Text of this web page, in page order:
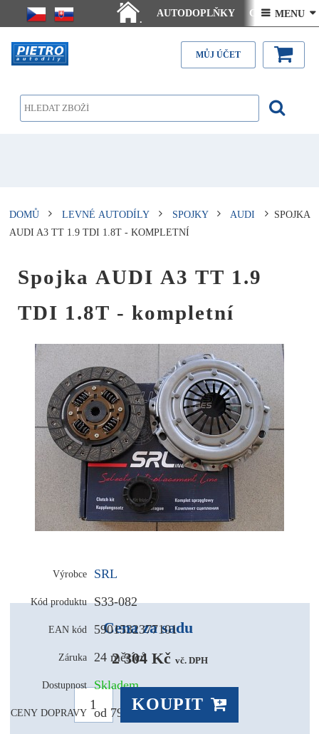
.
AUTODOPLŇKY Ceny doručení
Články - návody Kontakt
 MENU 
MŮJ ÚČET
DOMŮ LEVNÉ AUTODÍLY SPOJKY AUDI
SPOJKA
AUDI A3 TT 1.9 TDI 1.8T - KOMPLETNÍ
Spojka AUDI A3 TT 1.9
TDI 1.8T - kompletní
Výrobce SRL
Kód produktu S33-082
EAN kód 5901532377101
Záruka 24 měsíců
Dostupnost Skladem
CENY DOPRAVY od 79,- Kč
Cena za sadu
2 304 Kč vč. DPH
KOUPIT